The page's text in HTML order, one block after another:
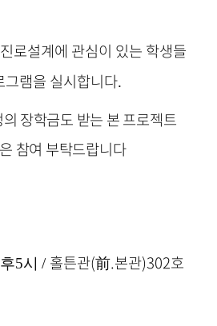
진로설계에 관심이 있는 학생들
램을 실시합니다.
장학금도 받는 본 프로젝트
참여 부탁드랍니다
5시 / 홀튼관(前.본관)302호